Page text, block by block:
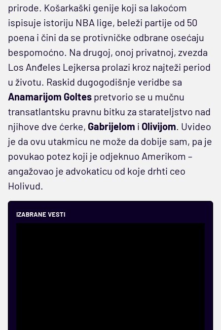
prirode. Košarkaški genije koji sa lakoćom
ispisuje istoriju NBA lige, beleži partije od 50
poena i čini da se protivničke odbrane osećaju
bespomoćno. Na drugoj, onoj privatnoj, zvezda
Los Anđeles Lejkersa prolazi kroz najteži period
u životu. Raskid dugogodišnje veridbe sa
Anamarijom Goltes pretvorio se u mučnu
transatlantsku pravnu bitku za starateljstvo nad
njihove dve ćerke, Gabrijelom i Olivijom. Uvideo
je da ovu utakmicu ne može da dobije sam, pa je
povukao potez koji je odjeknuo Amerikom –
angažovao je advokaticu od koje drhti ceo
Holivud.
IZABRANE VESTI